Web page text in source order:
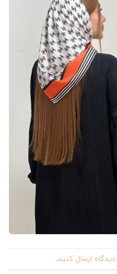
دیدگاه ارسال کنید.